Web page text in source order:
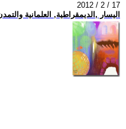
2012 / 2 / 17
اليسار ,الديمقراطية, العلمانية